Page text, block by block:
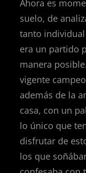
Ahora es
suelo, de
tanto
era un partido
manera
vigente
además de la
casa, con un
lo único que
disfrutar de
los que